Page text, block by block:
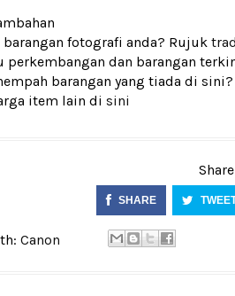
fotografi anda? Rujuk
perkembangan dan barangan
barangan yang tiada di
item lain di sini
SHARE
Canon